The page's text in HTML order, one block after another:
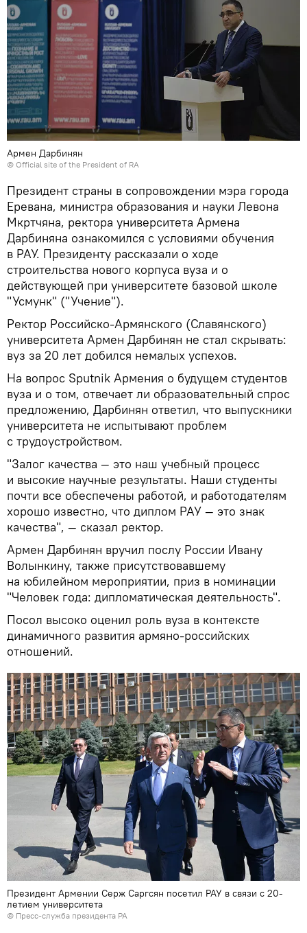
Армен Дарбинян
© Official site of the President of RA
Президент страны в сопровождении мэра города
Еревана, министра образования и науки Левона
Мкртчяна, ректора университета Армена
Дарбиняна ознакомился с условиями обучения
в РАУ. Президенту рассказали о ходе
строительства нового корпуса вуза и о
действующей при университете базовой школе
"Усмунк" ("Учение").
Ректор Российско-Армянского (Славянского)
университета Армен Дарбинян не стал скрывать:
вуз за 20 лет добился немалых успехов.
На вопрос Sputnik Армения о будущем студентов
вуза и о том, отвечает ли образовательный спрос
предложению, Дарбинян ответил, что выпускники
университета не испытывают проблем
с трудоустройством.
"Залог качества — это наш учебный процесс
и высокие научные результаты. Наши студенты
почти все обеспечены работой, и работодателям
хорошо известно, что диплом РАУ — это знак
качества", — сказал ректор.
Армен Дарбинян вручил послу России Ивану
Волынкину, также присутствовавшему
на юбилейном мероприятии, приз в номинации
"Человек года: дипломатическая деятельность".
Посол высоко оценил роль вуза в контексте
динамичного развития армяно-российских
отношений.
Президент Армении Серж Саргсян посетил РАУ в связи с 20-
летием университета
© Пресс-служба президента РА